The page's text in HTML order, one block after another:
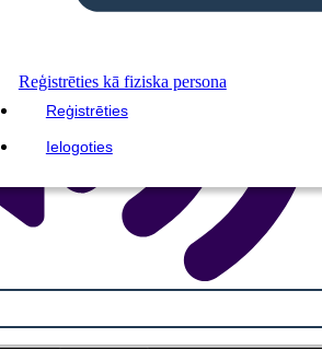
Reģistrēties kā fiziska persona
Reģistrēties
Ielogoties